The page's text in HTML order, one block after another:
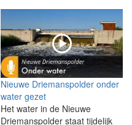
Nieuwe Driemanspolder onder
water gezet
Het water in de Nieuwe
Driemanspolder staat tijdelijk